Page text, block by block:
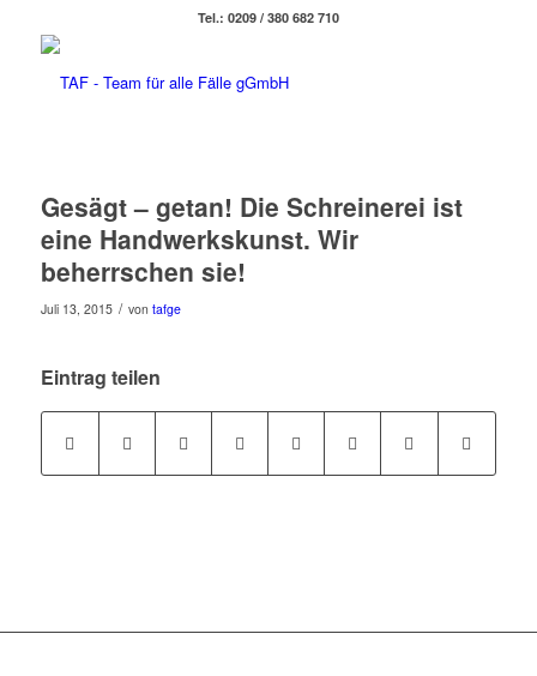
Tel.: 0209 / 380 682 710
Gesägt – getan! Die Schreinerei ist
eine Handwerkskunst. Wir
beherrschen sie!
Juli 13, 2015 / von tafge
Eintrag teilen